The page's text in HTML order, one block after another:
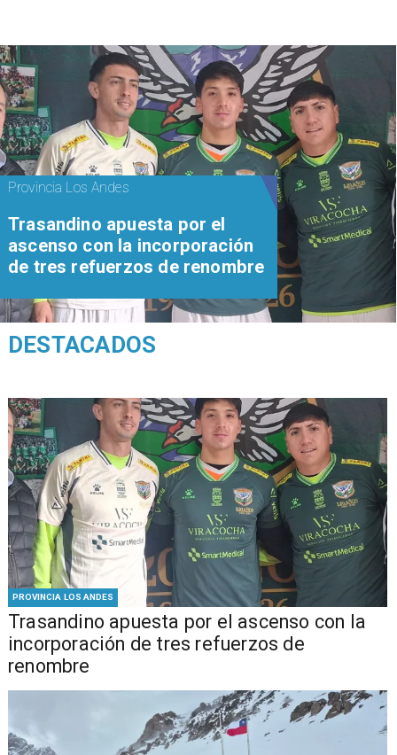
PROVINCIA LOS ANDES
Trasandino apuesta por el ascenso con la
incorporación de tres refuerzos de
renombre
Provincia Los Andes
Trasandino apuesta por el
ascenso con la incorporación
de tres refuerzos de renombre
DESTACADOS